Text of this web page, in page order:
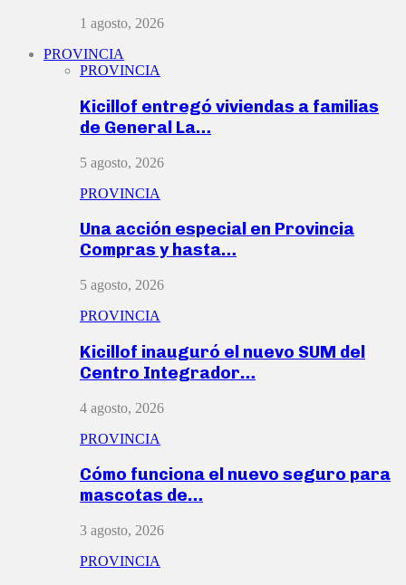
1 agosto, 2026
PROVINCIA
PROVINCIA
Kicillof entregó viviendas a familias
de General La…
5 agosto, 2026
PROVINCIA
Una acción especial en Provincia
Compras y hasta…
5 agosto, 2026
PROVINCIA
Kicillof inauguró el nuevo SUM del
Centro Integrador…
4 agosto, 2026
PROVINCIA
Cómo funciona el nuevo seguro para
mascotas de…
3 agosto, 2026
PROVINCIA